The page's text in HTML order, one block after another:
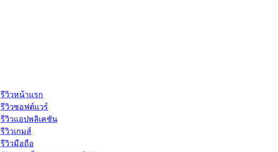
รีวิวหน้าแรก
รีวิวซอฟต์แวร์
รีวิวแอปพลิเคชัน
รีวิวเกมส์
รีวิวมือถือ